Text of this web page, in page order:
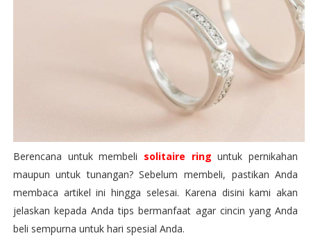
Berencana untuk membeli solitaire ring untuk pernikahan
maupun untuk tunangan? Sebelum membeli, pastikan Anda
membaca artikel ini hingga selesai. Karena disini kami akan
jelaskan kepada Anda tips bermanfaat agar cincin yang Anda
beli sempurna untuk hari spesial Anda.